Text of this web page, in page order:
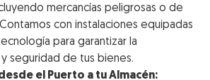
mercancías peligrosas o de
con instalaciones equipadas
para garantizar la
seguridad de tus bienes.
el Puerto a tu Almacén: